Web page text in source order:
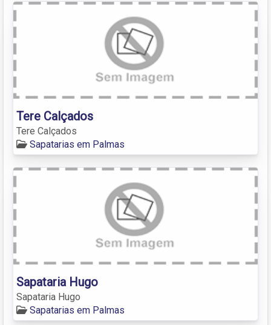
Tere Calçados
Tere Calçados
Sapatarias em Palmas
Sapataria Hugo
Sapataria Hugo
Sapatarias em Palmas